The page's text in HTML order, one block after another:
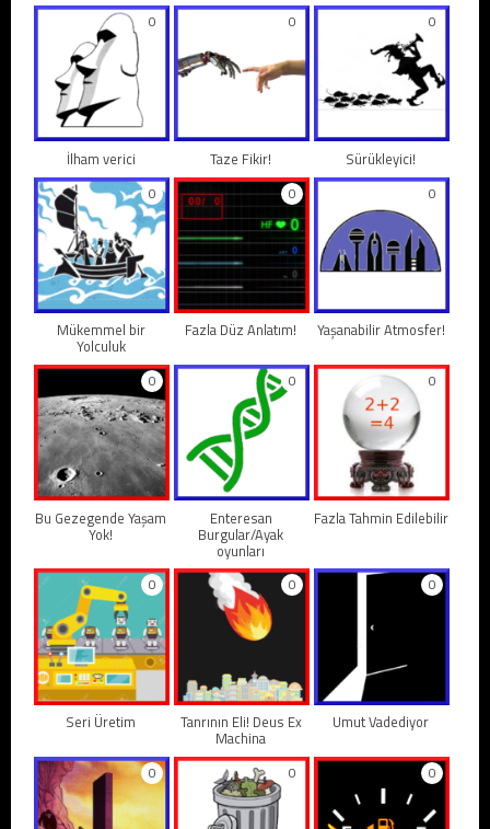
0
İlham verici
0
Taze Fikir!
0
Sürükleyici!
0
Mükemmel bir
Yolculuk
0
Fazla Düz Anlatım!
0
Yaşanabilir Atmosfer!
0
Bu Gezegende Yaşam
Yok!
0
Enteresan
Burgular/Ayak
oyunları
0
Fazla Tahmin Edilebilir
0
Seri Üretim
0
Tanrının Eli! Deus Ex
Machina
0
Umut Vadediyor
0 0 0